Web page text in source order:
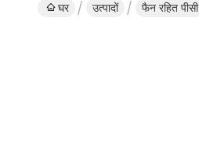
घर उत्पादों फैन रहित पीसी